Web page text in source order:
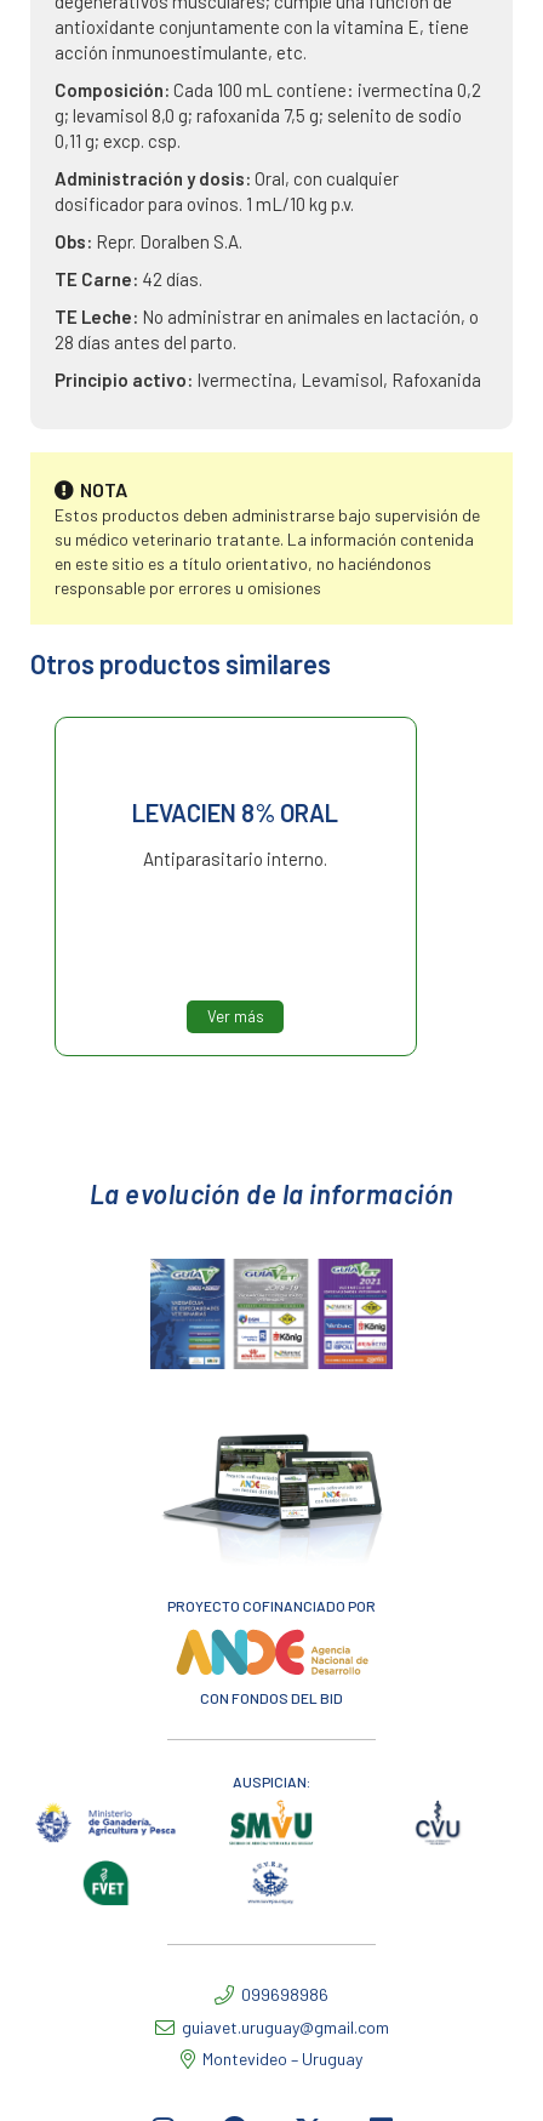
antioxidante conjuntamente con la vitamina E, tiene
acción inmunoestimulante, etc.
Composición: Cada 100 mL contiene: ivermectina 0,2
g; levamisol 8,0 g; rafoxanida 7,5 g; selenito de sodio
0,11 g; excp. csp.
Administración y dosis: Oral, con cualquier
dosificador para ovinos. 1 mL/10 kg p.v.
Obs: Repr. Doralben S.A.
TE Carne: 42 días.
TE Leche: No administrar en animales en lactación, o
28 días antes del parto.
Principio activo: Ivermectina, Levamisol, Rafoxanida
NOTA
Estos productos deben administrarse bajo supervisión de
su médico veterinario tratante. La información contenida
en este sitio es a título orientativo, no haciéndonos
responsable por errores u omisiones
Otros productos similares
LEVACIEN 8% ORAL
Antiparasitario interno.
Ver más
La evolución de la información
PROYECTO COFINANCIADO POR
CON FONDOS DEL BID
AUSPICIAN:
099698986
guiavet.uruguay@gmail.com
Montevideo – Uruguay